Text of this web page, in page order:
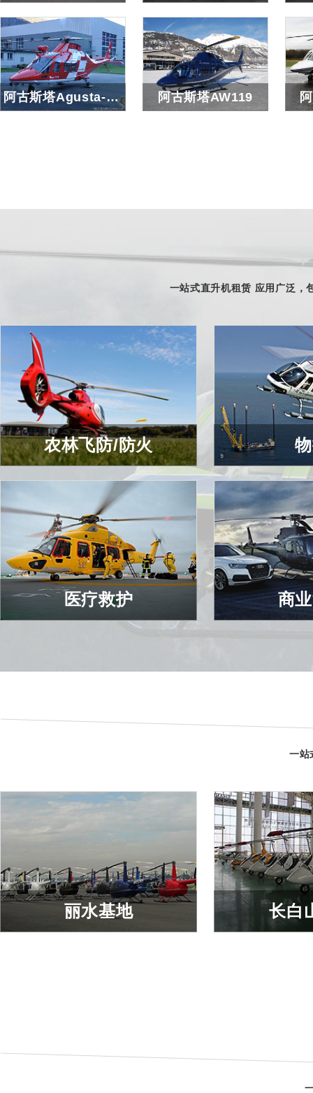
小松鼠AS350/EC130/AS355
查看详细
贝尔407
查看详细
阿古斯塔Agusta-AW109 阿古斯塔AW119
一站式直升机租赁 应用广泛，
农林飞防/防火
农林飞防/防火
查看详细 查
医疗救护
医疗救护
商
商
一站
丽水基地 长白